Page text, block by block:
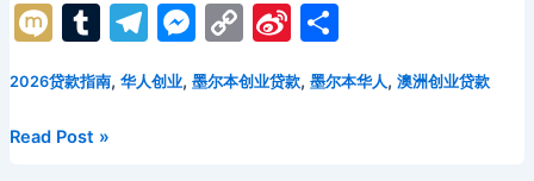
西
澳
创
融
a
c
e
b
w
itt
er
m
ai
l
e
d
di
nt
er
e
d
n
o e a p
M
i
T
m
bl
T
e
M
s
C
p
Si
a
分
2026贷款指南, 华人创业, 墨尔本创业贷款, 墨尔本华人 , 澳洲创业贷款
2026
Read Post »